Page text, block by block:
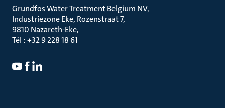
Grundfos Water Treatment Belgium NV
Industriezone Eke, Rozenstraat 7
9810 Nazareth-Eke
Tél : +32 9 228 18 61